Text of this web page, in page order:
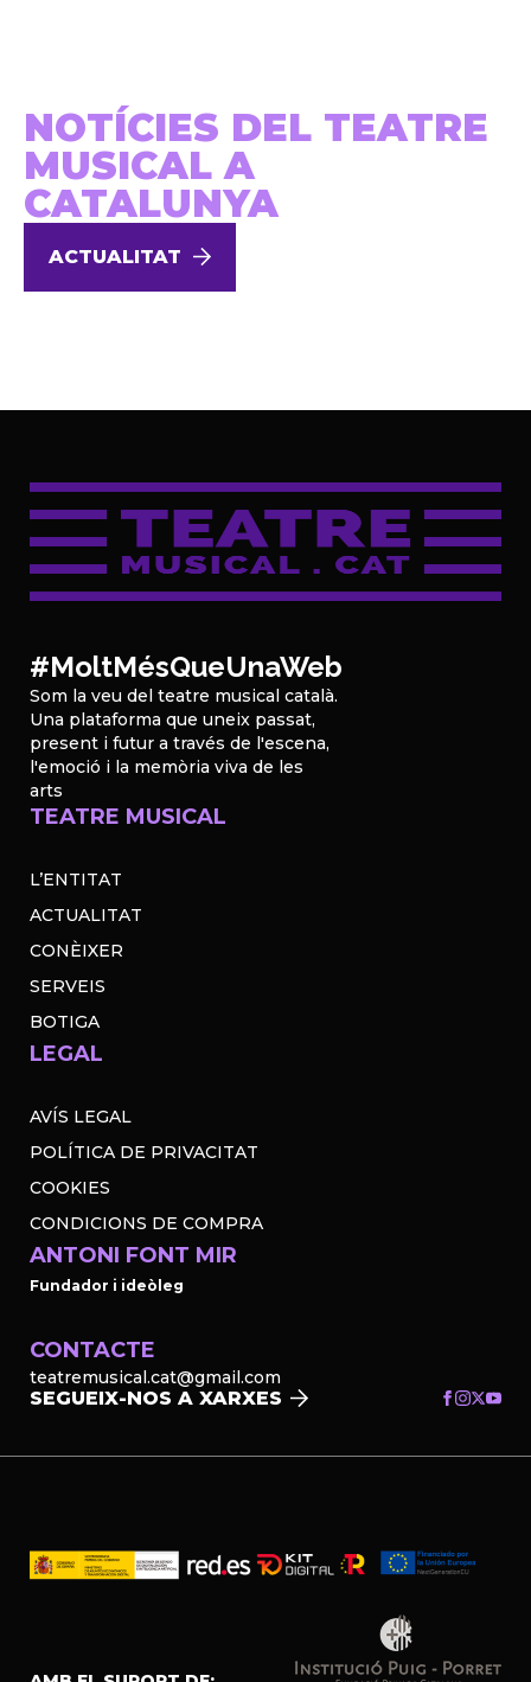
NOTÍCIES DEL TEATRE
MUSICAL A
CATALUNYA
ACTUALITAT
#MoltMésQueUnaWeb
Som la veu del teatre musical català.
Una plataforma que uneix passat,
present i futur a través de l'escena,
l'emoció i la memòria viva de les
arts
TEATRE MUSICAL
L’ENTITAT
ACTUALITAT
CONÈIXER
SERVEIS
BOTIGA
LEGAL
AVÍS LEGAL
POLÍTICA DE PRIVACITAT
COOKIES
CONDICIONS DE COMPRA
ANTONI FONT MIR
Fundador i ideòleg
CONTACTE
teatremusical.cat@gmail.com
SEGUEIX-NOS A XARXES